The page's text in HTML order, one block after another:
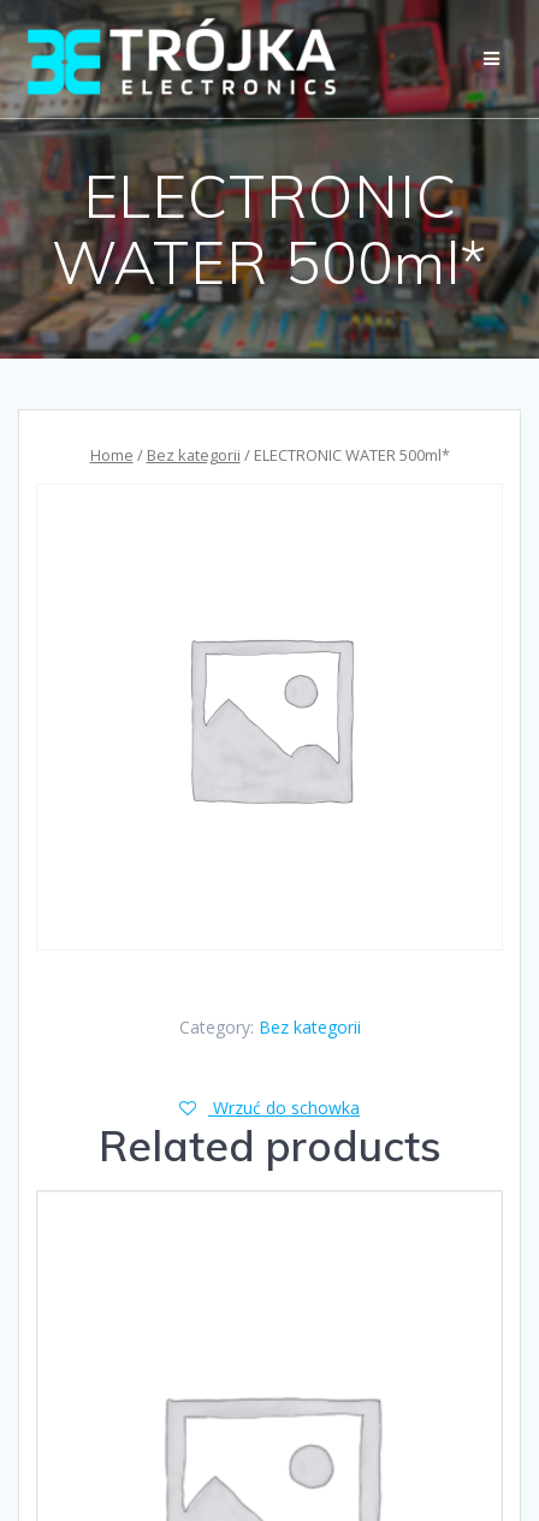
Przejdź
do
treści
ELECTRONIC
WATER 500ml*
Home / Bez kategorii / ELECTRONIC WATER 500ml*
Category: Bez kategorii
Wrzuć do schowka
Related products